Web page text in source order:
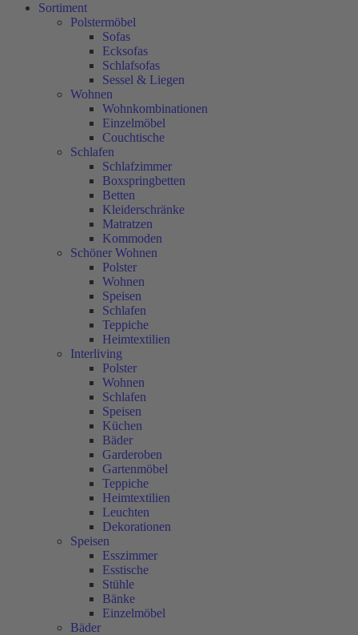
Sortiment
Polstermöbel
Sofas
Ecksofas
Schlafsofas
Sessel & Liegen
Wohnen
Wohnkombinationen
Einzelmöbel
Couchtische
Schlafen
Schlafzimmer
Boxspringbetten
Betten
Kleiderschränke
Matratzen
Kommoden
Schöner Wohnen
Polster
Wohnen
Speisen
Schlafen
Teppiche
Heimtextilien
Interliving
Polster
Wohnen
Schlafen
Speisen
Küchen
Bäder
Garderoben
Gartenmöbel
Teppiche
Heimtextilien
Leuchten
Dekorationen
Speisen
Esszimmer
Esstische
Stühle
Bänke
Einzelmöbel
Bäder